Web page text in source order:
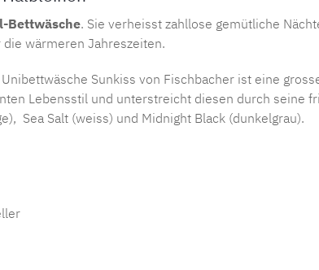
Bettwäsche. Sie verheisst zahllose gemütliche
wärmeren Jahreszeiten.
Sunkiss von Fischbacher ist eine
Lebensstil und unterstreicht diesen durch seine
Sea Salt (weiss) und Midnight Black (dunkelgrau).